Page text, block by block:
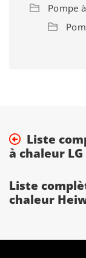
Pompe
Liste
à chaleur LG
Liste
chaleur